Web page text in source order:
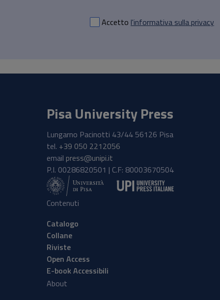
Accetto l'informativa sulla privacy
Pisa University Press
Lungarno Pacinotti 43/44 56126 Pisa
tel. +39 050 2212056
email press@unipi.it
P.I. 00286820501 | C.F: 80003670504
Contenuti
Catalogo
Collane
Riviste
Open Access
E-book Accessibili
About